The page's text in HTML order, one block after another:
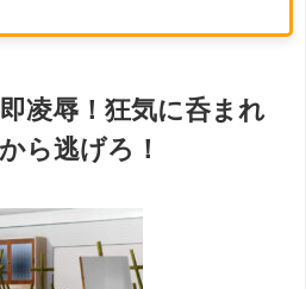
辱！狂気に呑まれ
ら逃げろ！